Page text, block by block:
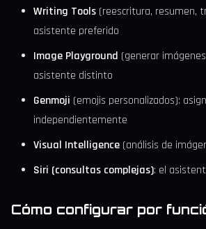
Writing Tools (reescritura, resumen,
asistente preferido
Image Playground (generar
asistente distinto
Genmoji (emojis personalizados):
independientemente
Visual Intelligence (análisis de
Siri (consultas complejas): el
Cómo configurar por